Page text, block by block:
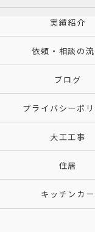
実績紹介
依頼・相談の
ブログ
プライバシーポ
大工工事
住居
キッチンカー